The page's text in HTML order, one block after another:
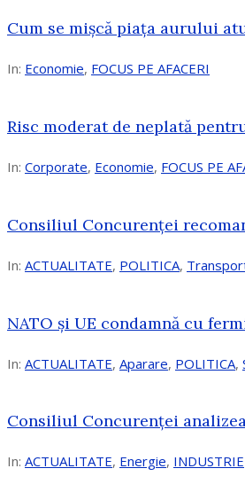
Cum se mișcă piața aurului
In: Economie, FOCUS PE AFACERI
Risc moderat de neplată
In: Corporate, Economie, FOCUS PE
Consiliul Concurenței
In: ACTUALITATE, POLITICA,
NATO și UE condamnă cu
In: ACTUALITATE, Aparare, POLITICA,
Consiliul Concurenţei
In: ACTUALITATE, Energie, INDUSTRIE